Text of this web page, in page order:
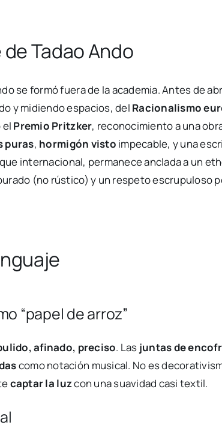
Tadao Ando
se formó fuera de la academia. Antes de
y midiendo espacios, del Racionalismo
el Premio Pritzker, reconocimiento a una
puras, hormigón visto impecable, y una
internacional, permanece anclada a un
(no rústico) y un respeto escrupuloso
“papel de arroz”
afinado, preciso. Las juntas de
como notación musical. No es
captar la luzcon una suavidad casi textil.